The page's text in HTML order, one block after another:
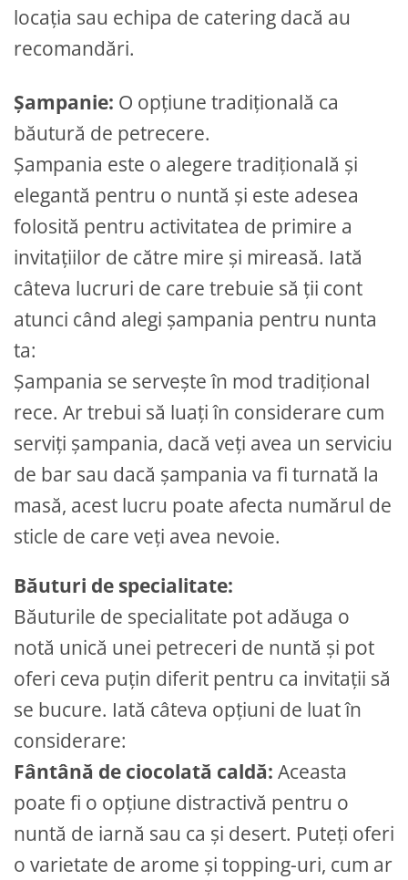
locația sau echipa de catering dacă au
recomandări.
Șampanie: O opțiune tradițională ca
băutură de petrecere.
Șampania este o alegere tradițională și
elegantă pentru o nuntă și este adesea
folosită pentru activitatea de primire a
invitațiilor de către mire și mireasă. Iată
câteva lucruri de care trebuie să ții cont
atunci când alegi șampania pentru nunta
ta:
Șampania se servește în mod tradițional
rece. Ar trebui să luați în considerare cum
serviți șampania, dacă veți avea un serviciu
de bar sau dacă șampania va fi turnată la
masă, acest lucru poate afecta numărul de
sticle de care veți avea nevoie.
Băuturi de specialitate:
Băuturile de specialitate pot adăuga o
notă unică unei petreceri de nuntă și pot
oferi ceva puțin diferit pentru ca invitații să
se bucure. Iată câteva opțiuni de luat în
considerare:
Fântână de ciocolată caldă: Aceasta
poate fi o opțiune distractivă pentru o
nuntă de iarnă sau ca și desert. Puteți oferi
o varietate de arome și topping-uri, cum ar